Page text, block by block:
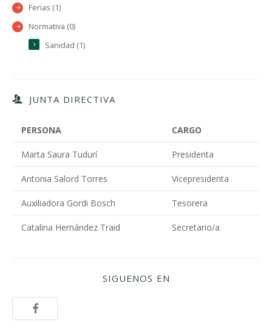
Ferias (1)
Normativa (0)
Sanidad (1)
JUNTA DIRECTIVA
PERSONA CARGO
Marta Saura Tudurí Presidenta
Antonia Salord Torres Vicepresidenta
Auxiliadora Gordi Bosch Tesorera
Catalina Hernández Traid Secretario/a
SIGUENOS EN